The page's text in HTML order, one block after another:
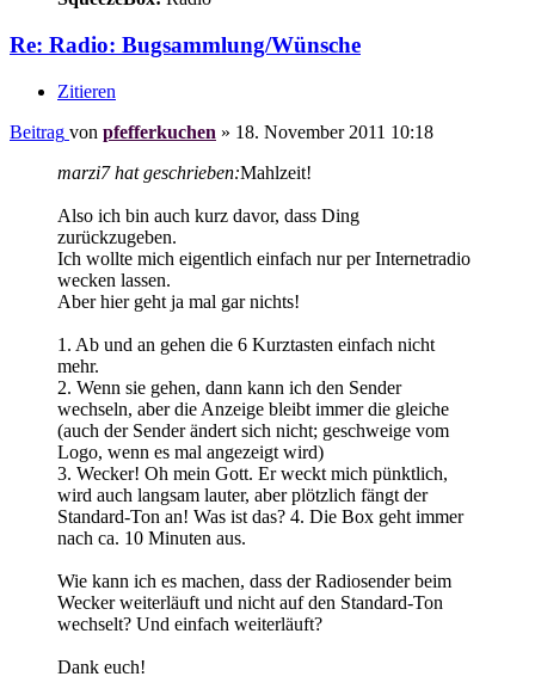
Re: Radio: Bugsammlung/Wünsche
Zitieren
Beitrag von pfefferkuchen » 18. November 2011 10:18
marzi7 hat geschrieben:Mahlzeit!
Also ich bin auch kurz davor, dass Ding
zurückzugeben.
Ich wollte mich eigentlich einfach nur per Internetradio
wecken lassen.
Aber hier geht ja mal gar nichts!
1. Ab und an gehen die 6 Kurztasten einfach nicht
mehr.
2. Wenn sie gehen, dann kann ich den Sender
wechseln, aber die Anzeige bleibt immer die gleiche
(auch der Sender ändert sich nicht; geschweige vom
Logo, wenn es mal angezeigt wird)
3. Wecker! Oh mein Gott. Er weckt mich pünktlich,
wird auch langsam lauter, aber plötzlich fängt der
Standard-Ton an! Was ist das? 4. Die Box geht immer
nach ca. 10 Minuten aus.
Wie kann ich es machen, dass der Radiosender beim
Wecker weiterläuft und nicht auf den Standard-Ton
wechselt? Und einfach weiterläuft?
Dank euch!